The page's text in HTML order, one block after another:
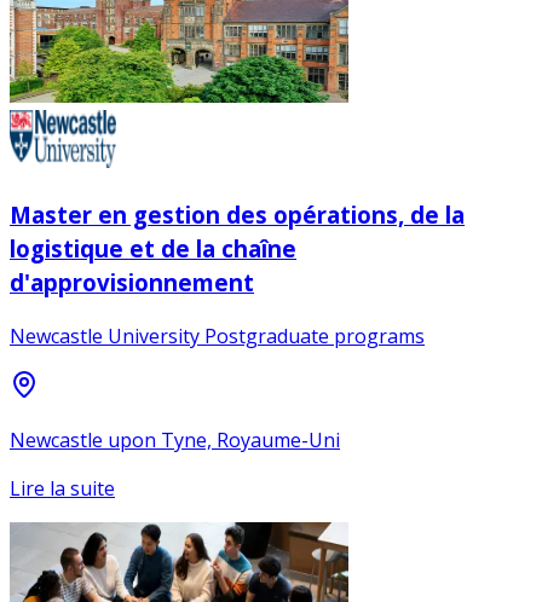
Master en gestion des opérations, de la
logistique et de la chaîne
d'approvisionnement
Newcastle University Postgraduate programs
Newcastle upon Tyne, Royaume-Uni
Lire la suite